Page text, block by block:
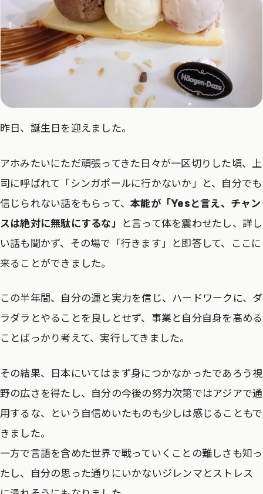
昨日、誕生日を迎えました。
アホみたいにただ頑張ってきた日々が一区切りした頃、上
司に呼ばれて「シンガポールに行かないか」と、自分でも
信じられない話をもらって、本能が「Yesと言え、チャン
スは絶対に無駄にするな」
と言って体を震わせたし、詳し
い話も聞かず、その場で「行きます」と即答して、ここに
来ることができました。
この半年間、自分の運と実力を信じ、ハードワークに、ダ
ラダラとやることを良しとせず、事業と自分自身を高める
ことばっかり考えて、実行してきました。
その結果、日本にいてはまず身につかなかったであろう視
野の広さを得たし、自分の今後の努力次第ではアジアで通
用するな、という自信めいたものも少しは感じることもで
きました。
一方で言語を含めた世界で戦っていくことの難しさも知っ
たし、自分の思った通りにいかないジレンマとストレス